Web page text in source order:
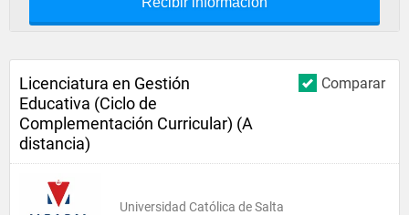
Comparar
Licenciatura en Gestión
Educativa (Ciclo de
Complementación Curricular) (A
distancia)
Universidad Católica de Salta